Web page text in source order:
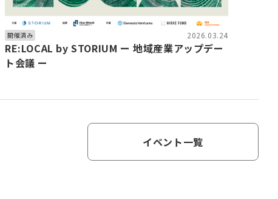
開催済み 2026.03.24
RE:LOCAL by STORIUM ー 地域産業アップデー
ト会議 ー
イベント一覧